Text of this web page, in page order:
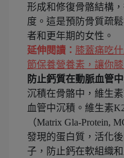
形成和修復骨骼結構
度。這是預防骨質疏
者和更年期的女性。
延伸閱讀： 膝蓋痛吃
節保養營養素，讓你膝
防止鈣質在動脈血管
沉積在骨骼中，維生
血管中沉積。維生素
（Matrix Gla-Protein,
發現的蛋白質，活化
子，防止鈣在軟組織